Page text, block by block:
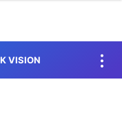
K VISION